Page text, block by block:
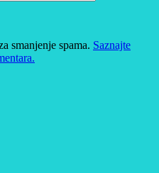
smanjenje spama. Saznajte